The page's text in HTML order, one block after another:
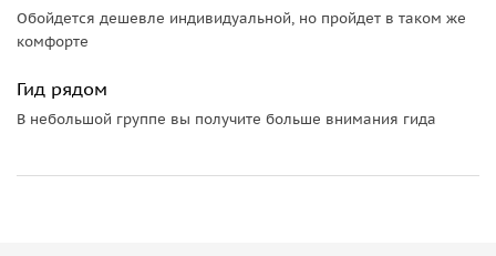
• Выпьем
авторский чай из сахалинских ягод.
Важная информация
Обойдется дешевле индивидуальной, но пройдет в таком же
комфорте
Гид рядом
В небольшой группе вы получите больше внимания гида